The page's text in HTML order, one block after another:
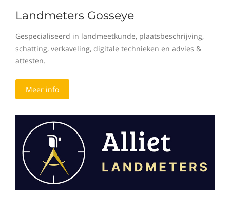
Landmeters Gosseye
Gespecialiseerd in landmeetkunde, plaatsbeschrijving,
schatting, verkaveling, digitale technieken en advies &
attesten.
Meer info